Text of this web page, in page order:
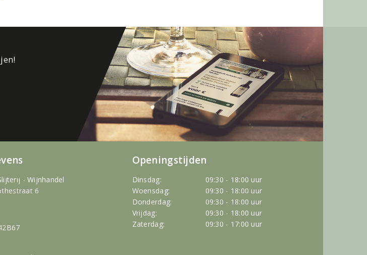
- Wijnhandel
6
Openingstijden
Dinsdag:
09:30 - 18:00 uur
Woensdag:
09:30 - 18:00 uur
Donderdag:
09:30 - 18:00 uur
Vrijdag:
09:30 - 18:00 uur
Zaterdag:
09:30 - 17:00 uur